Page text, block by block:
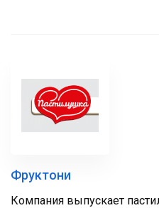
Фруктони
Компания выпускает